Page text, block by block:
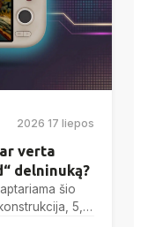
2026 17 liepos
verta
delninuką?
šio
5,5